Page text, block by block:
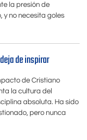
la presión de
y no necesita goles
de inspirar
de Cristiano
la cultura del
absoluta. Ha sido
pero nunca